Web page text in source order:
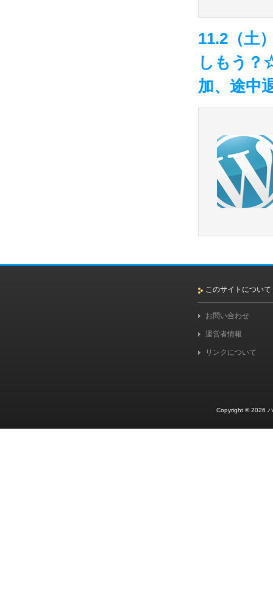
11.2（土
しもう
加、途中
このサイトについて
お問い合わせ
運営者情報
リンクについて
Copyright © 2026